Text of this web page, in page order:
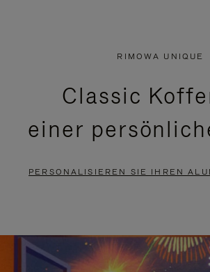
RIMOWA UNIQUE
Classic
einer
PERSONALISIEREN SIE IHREN